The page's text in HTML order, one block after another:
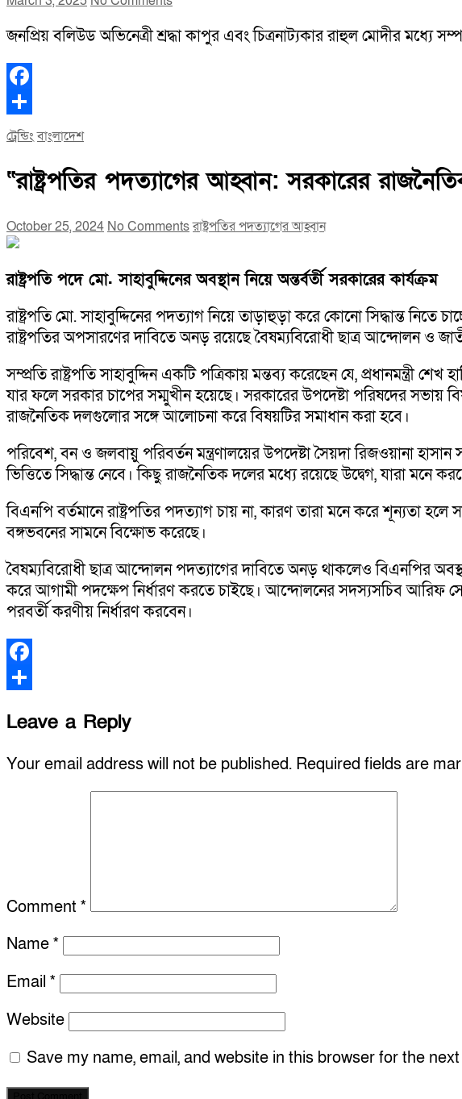
জনপ্রিয় বলিউড অভিনেত্রী শ্রদ্ধা কাপুর এবং চিত্রনাট্যকার রাহুল মোদীর মধ্যে
Facebook
Share
ট্রেন্ডিংবাংলাদেশ
“রাষ্ট্রপতির পদত্যাগের আহ্বান: সরকারের
October 25, 2024 No Commentsরাষ্ট্রপতির পদত্যাগের আহ্বান
রাষ্ট্রপতি পদে মো. সাহাবুদ্দিনের অবস্থান নিয়ে অন্তর্বর্তী সরকারের কার্যক্রম
রাষ্ট্রপতি মো. সাহাবুদ্দিনের পদত্যাগ নিয়ে তাড়াহুড়া করে কোনো সিদ্ধান্ত
রাষ্ট্রপতির অপসারণের দাবিতে অনড় রয়েছে বৈষম্যবিরোধী ছাত্র আন্দোলন ও
সম্প্রতি রাষ্ট্রপতি সাহাবুদ্দিন একটি পত্রিকায় মন্তব্য করেছেন যে, প্রধানমন্ত্রী
যার ফলে সরকার চাপের সম্মুখীন হয়েছে। সরকারের উপদেষ্টা পরিষদের সভায়
রাজনৈতিক দলগুলোর সঙ্গে আলোচনা করে বিষয়টির সমাধান করা হবে।
পরিবেশ, বন ও জলবায়ু পরিবর্তন মন্ত্রণালয়ের উপদেষ্টা সৈয়দা রিজওয়ানা
ভিত্তিতে সিদ্ধান্ত নেবে। কিছু রাজনৈতিক দলের মধ্যে রয়েছে উদ্বেগ, যারা মনে
বিএনপি বর্তমানে রাষ্ট্রপতির পদত্যাগ চায় না, কারণ তারা মনে করে শূন্যতা হলে
বঙ্গভবনের সামনে বিক্ষোভ করেছে।
বৈষম্যবিরোধী ছাত্র আন্দোলন পদত্যাগের দাবিতে অনড় থাকলেও বিএনপির
করে আগামী পদক্ষেপ নির্ধারণ করতে চাইছে। আন্দোলনের সদস্যসচিব আরিফ
পরবর্তী করণীয় নির্ধারণ করবেন।
Facebook
Leave a Reply
Your email address will not be published. Required fields are
Comment *
Name*
Email *
Website
Save my name, email, and website in this browser for the